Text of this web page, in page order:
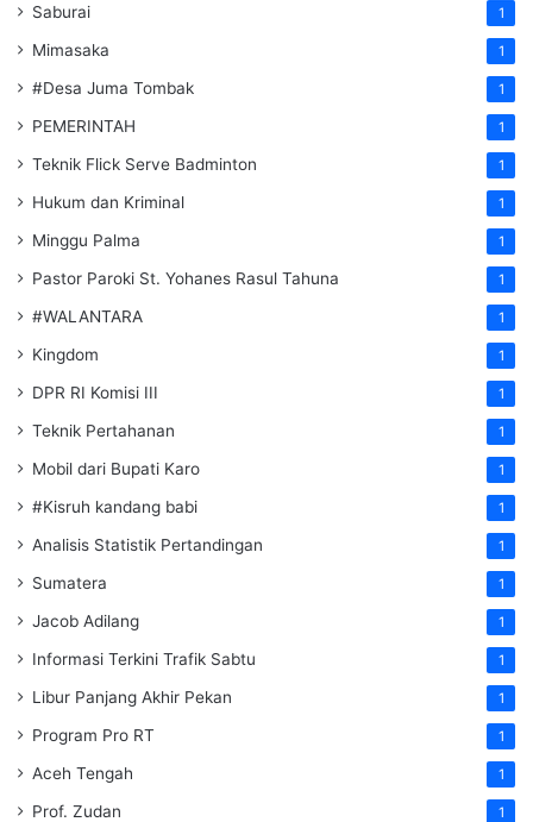
Saburai 1
Mimasaka 1
#Desa Juma Tombak 1
PEMERINTAH 1
Teknik Flick Serve Badminton 1
Hukum dan Kriminal 1
Minggu Palma 1
Pastor Paroki St. Yohanes Rasul Tahuna 1
#WALANTARA 1
Kingdom 1
DPR RI Komisi III 1
Teknik Pertahanan 1
Mobil dari Bupati Karo 1
#Kisruh kandang babi 1
Analisis Statistik Pertandingan 1
Sumatera 1
Jacob Adilang 1
Informasi Terkini Trafik Sabtu 1
Libur Panjang Akhir Pekan 1
Program Pro RT 1
Aceh Tengah 1
Prof. Zudan 1